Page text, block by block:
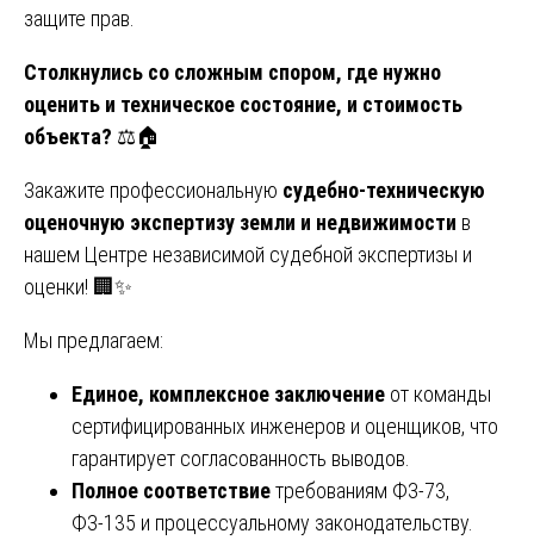
защите прав.
Столкнулись со сложным спором, где нужно
оценить и техническое состояние, и стоимость
объекта? ⚖️🏠
Закажите профессиональную судебно-техническую
оценочную экспертизу земли и недвижимости в
нашем Центре независимой судебной экспертизы и
оценки! 🏢✨
Мы предлагаем:
Единое, комплексное заключение от команды
сертифицированных инженеров и оценщиков, что
гарантирует согласованность выводов.
Полное соответствиетребованиям ФЗ-73,
ФЗ-135 и процессуальному законодательству.